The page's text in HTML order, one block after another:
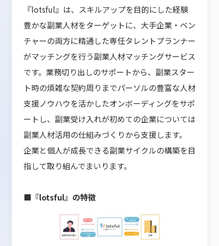
『lotsful』は、スキルアップを目的にした経験
豊かな副業人材をターゲットに、大手企業・ベン
チャーの両方に精通した専任タレントプランナー
がマッチングを行う副業人材マッチングサービス
です。業務切り出しのサポートから、副業スター
ト時の煩雑な契約周りまでパーソルの豊富な人材
支援ノウハウを活かしたオンボーディングをサポ
ートし、副業受け入れが初めての企業については
副業人材活用の仕組みづくりから支援します。
企業と個人が成長できる副業サイクルの構築を目
指して取り組んでまいります。
■『lotsful』の特徴